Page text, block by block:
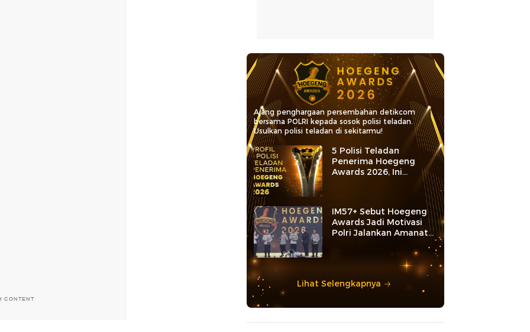
CONTENT
Ajang penghargaan persembahan detikcom
bersama POLRI kepada sosok polisi teladan.
Usulkan polisi teladan di sekitarmu!
5 Polisi Teladan
Penerima Hoegeng
Awards 2026, Ini
Kategori dan Kiprahnya
IM57+ Sebut Hoegeng
Awards Jadi Motivasi
Polri Jalankan Amanat
Lihat Selengkapnya